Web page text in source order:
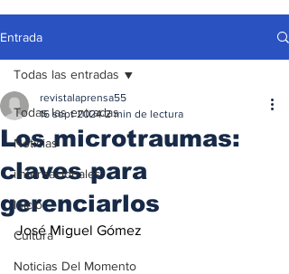
Entrada
Todas las entradas
Noticias
iInternacionales
Inicio
Cultura
Noticias Del Momento
Todas las entradas
Los microtraumas:
claves para
gerenciarlos
revistalaprensa55
16 sept 2024 2 min de lectura
José Miguel Gómez